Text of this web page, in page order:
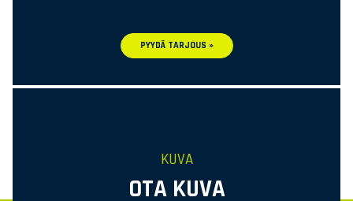
PYYDÄ TARJOUS »
KUVA
OTA KUVA